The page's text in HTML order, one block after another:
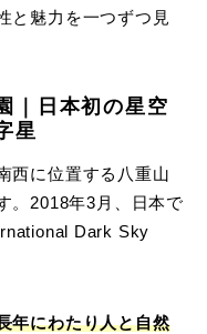
と魅力を一つずつ見
｜日本初の星空
星
西に位置する八重山
。2018年3月、日本で
Dark Sky
年にわたり人と自然